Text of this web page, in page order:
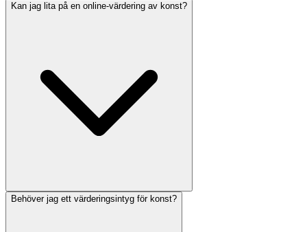
Kan jag lita på en online-värdering av konst?
Behöver jag ett värderingsintyg för konst?